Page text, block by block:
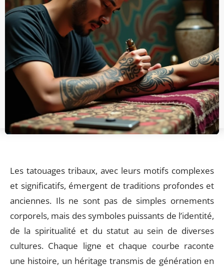
Les tatouages tribaux, avec leurs motifs complexes
et significatifs, émergent de traditions profondes et
anciennes. Ils ne sont pas de simples ornements
corporels, mais des symboles puissants de l’identité,
de la spiritualité et du statut au sein de diverses
cultures. Chaque ligne et chaque courbe raconte
une histoire, un héritage transmis de génération en